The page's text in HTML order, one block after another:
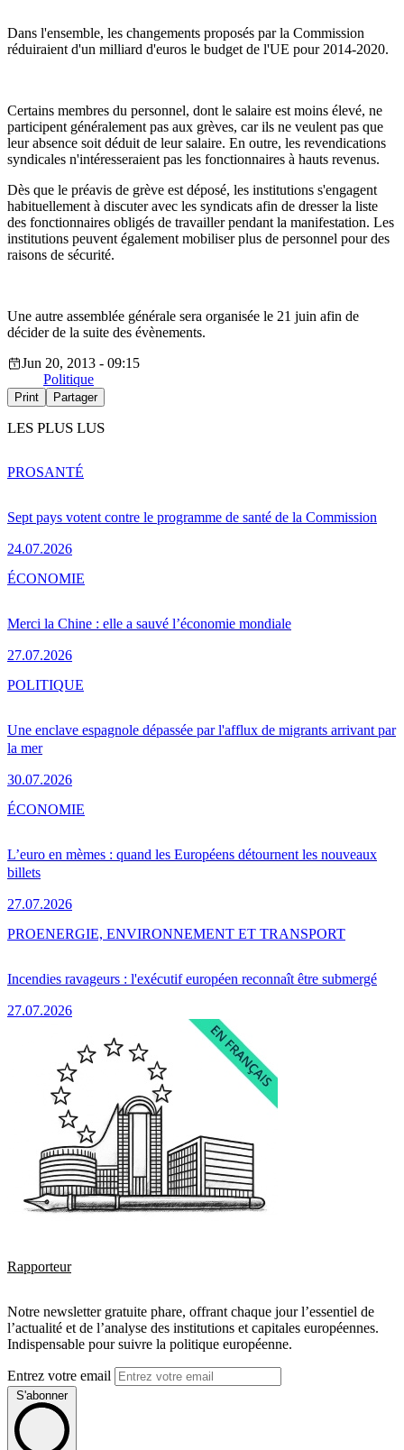
Dans l'ensemble, les changements proposés par la Commission
réduiraient d'un milliard d'euros le budget de l'UE pour 2014-2020.
Certains membres du personnel, dont le salaire est moins élevé, ne
participent généralement pas aux grèves, car ils ne veulent pas que
leur absence soit déduit de leur salaire. En outre, les revendications
syndicales n'intéresseraient pas les fonctionnaires à hauts revenus.
Dès que le préavis de grève est déposé, les institutions s'engagent
habituellement à discuter avec les syndicats afin de dresser la liste
des fonctionnaires obligés de travailler pendant la manifestation. Les
institutions peuvent également mobiliser plus de personnel pour des
raisons de sécurité.
Une autre assemblée générale sera organisée le 21 juin afin de
décider de la suite des évènements.
Jun 20, 2013 - 09:15
Politique
Print Partager
LES PLUS LUS
Sept pays votent contre le programme de santé de la Commission
24.07.2026
PROSANTÉ
Merci la Chine : elle a sauvé l’économie mondiale
27.07.2026
ÉCONOMIE
Une enclave espagnole dépassée par l'afflux de migrants arrivant par
la mer
30.07.2026
POLITIQUE
L’euro en mèmes : quand les Européens détournent les nouveaux
billets
27.07.2026
ÉCONOMIE
Incendies ravageurs : l'exécutif européen reconnaît être submergé
27.07.2026
PROENERGIE, ENVIRONNEMENT ET TRANSPORT
Rapporteur
Notre newsletter gratuite phare, offrant chaque jour l’essentiel de
l’actualité et de l’analyse des institutions et capitales européennes.
Indispensable pour suivre la politique européenne.
Entrez votre email
S'abonner